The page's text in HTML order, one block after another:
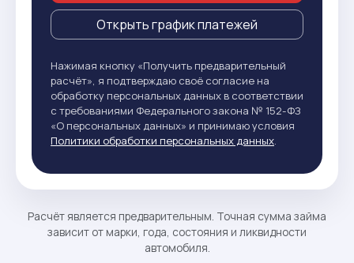
Открыть график платежей
Нажимая кнопку «Получить предварительный
расчёт», я подтверждаю своё согласие на
обработку персональных данных в соответствии
с требованиями Федерального закона № 152-ФЗ
«О персональных данных» и принимаю условия
Политики обработки персональных данных.
Расчёт является предварительным. Точная сумма займа
зависит от марки, года, состояния и ликвидности
автомобиля.